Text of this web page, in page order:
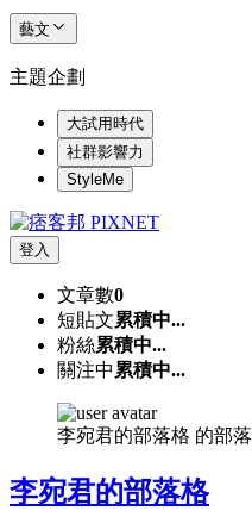
藝文
主題企劃
大試用時代
社群影響力
StyleMe
登入
文章數0
短貼文累積中...
粉絲累積中...
關注中 累積中...
李宛君的部落格 的部
李宛君的部落格